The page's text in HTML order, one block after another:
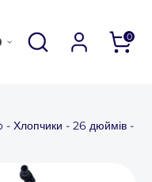
Шукати 0
Хлопчики - 26 дюймів -